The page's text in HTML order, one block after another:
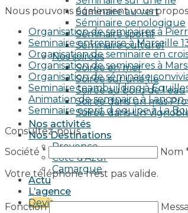
Séminaire au vert
Séminaire oenologique
Séminaire sportif
Séminaire culturel
Nos soirées
Soirée en mer
Soirée sur une île
Soirée au bord de l’eau
Soirée dans un mas
Soirée dans un
Nos activités
Nos Destinations
Provence
Côte d’Azur
Camargue
Actu
L’agence
Devis
Nous pouvons également vous
Organisation de seminaires à
Seminaire entreprise à Marseille
Organisation de seminaire en
Organisation de seminaires à
Organisation de séminaire
Seminaire teambuilding à Eguilles
Animation de seminaire à
Seminaire esprit d equipe à La
Consultez-nous
Société *
Nom
Votre téléphone n’est pas valide.
Fonction